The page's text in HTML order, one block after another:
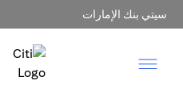
سيتي بنك الإمارات